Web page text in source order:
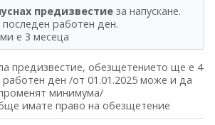
предизвестие за напускане.
работен ден.
е 3 месеца
предизвестие, обезщетението ще е 4
работен ден /от 01.01.2025 може и да
минимума/
имате право на обезщетение